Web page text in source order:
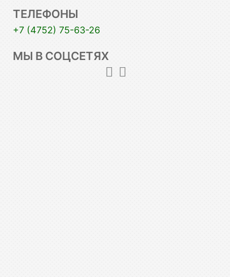
ТЕЛЕФОНЫ
+7 (4752) 75-63-26
МЫ В СОЦСЕТЯХ